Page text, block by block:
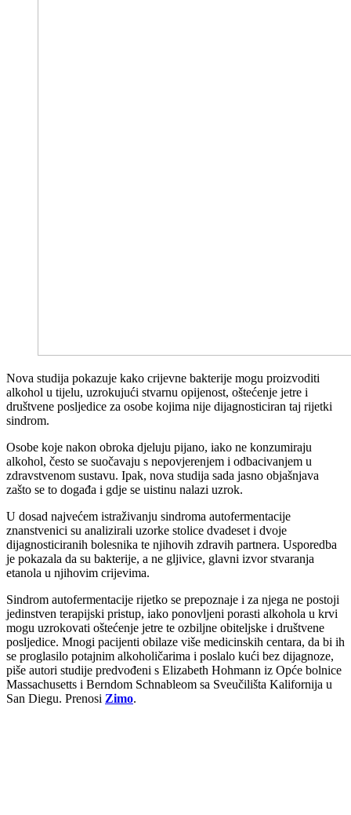
Nova studija pokazuje kako crijevne bakterije mogu proizvoditi
alkohol u tijelu, uzrokujući stvarnu opijenost, oštećenje jetre i
društvene posljedice za osobe kojima nije dijagnosticiran taj rijetki
sindrom.
Osobe koje nakon obroka djeluju pijano, iako ne konzumiraju
alkohol, često se suočavaju s nepovjerenjem i odbacivanjem u
zdravstvenom sustavu. Ipak, nova studija sada jasno objašnjava
zašto se to događa i gdje se uistinu nalazi uzrok.
U dosad najvećem istraživanju sindroma autofermentacije
znanstvenici su analizirali uzorke stolice dvadeset i dvoje
dijagnosticiranih bolesnika te njihovih zdravih partnera. Usporedba
je pokazala da su bakterije, a ne gljivice, glavni izvor stvaranja
etanola u njihovim crijevima.
Sindrom autofermentacije rijetko se prepoznaje i za njega ne postoji
jedinstven terapijski pristup, iako ponovljeni porasti alkohola u krvi
mogu uzrokovati oštećenje jetre te ozbiljne obiteljske i društvene
posljedice. Mnogi pacijenti obilaze više medicinskih centara, da bi ih
se proglasilo potajnim alkoholičarima i poslalo kući bez dijagnoze,
piše autori studije predvođeni s Elizabeth Hohmann iz Opće bolnice
Massachusetts i Berndom Schnableom sa Sveučilišta Kalifornija u
San Diegu. Prenosi Zimo.